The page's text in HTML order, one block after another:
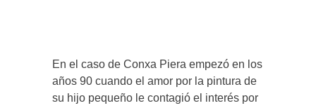
En el caso de Conxa Piera empezó en los
años 90 cuando el amor por la pintura de
su hijo pequeño le contagió el interés por